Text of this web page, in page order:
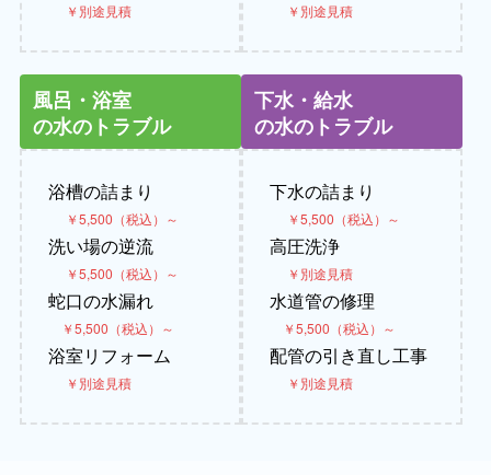
￥別途見積 ￥別途見積
風呂・浴室
の水のトラブル
浴槽の詰まり
￥5,500（税込）～
洗い場の逆流
￥5,500（税込）～
蛇口の水漏れ
￥5,500（税込）～
浴室リフォーム
￥別途見積
下水・給水
の水のトラブル
下水の詰まり
￥5,500（税込）～
高圧洗浄
￥別途見積
水道管の修理
￥5,500（税込）～
配管の引き直し工事
￥別途見積